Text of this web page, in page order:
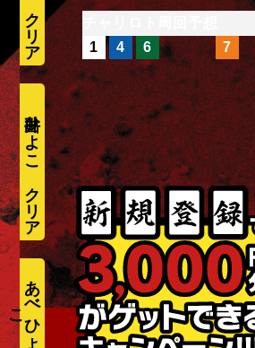
1
4 6 7
井出ひよこ
あ
べ
ひ
よ
こ suzuki